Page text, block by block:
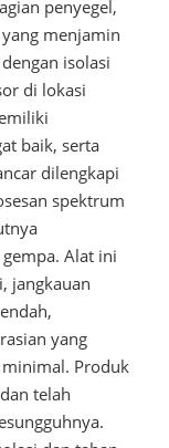
penyegel,
menjamin
isolasi
di lokasi
baik, serta
dilengkapi
spektrum
Alat ini
jangkauan
yang
Produk
telah